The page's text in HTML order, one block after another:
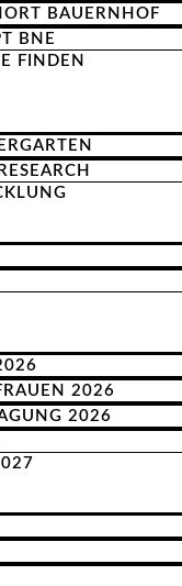
BAUERNHOF
BNE
FINDEN
2026
2026